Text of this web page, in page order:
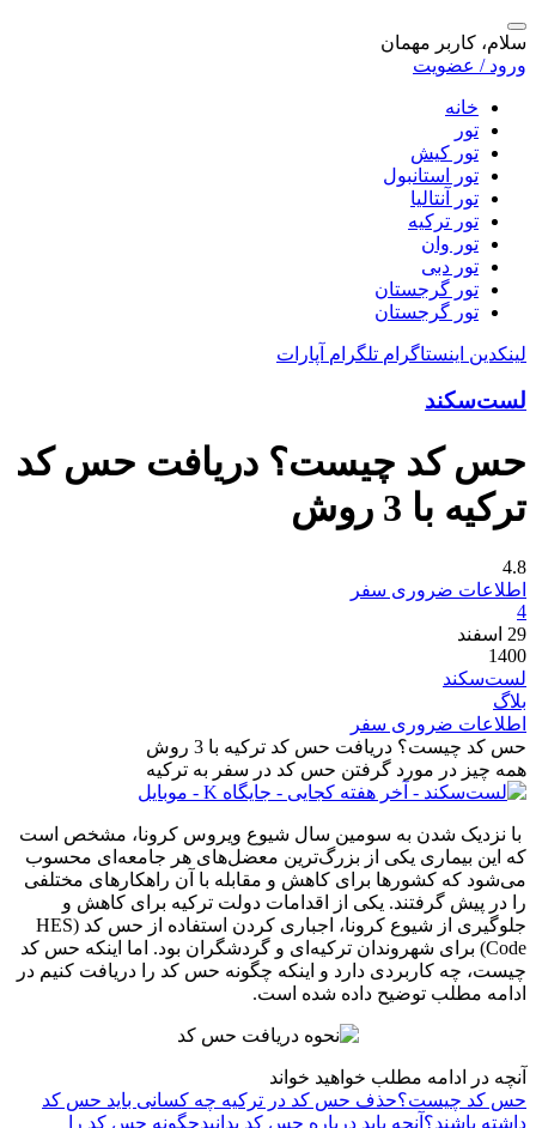
سلام، کاربر مهمان
ورود / عضویت
خانه
تور
تور کیش
تور استانبول
تور آنتالیا
تور ترکیه
تور وان
تور دبی
تور گرجستان
تور گرجستان
لینکدین اینستاگرام تلگرام آپارات
لست‌سکند
حس کد چیست؟ دریافت حس کد
ترکیه با 3 روش
4.8
اطلاعات ضروری سفر
4
29 اسفند
1400
لست‌سکند
بلاگ
اطلاعات ضروری سفر
حس کد چیست؟ دریافت حس کد ترکیه با 3 روش
همه چیز در مورد گرفتن حس کد در سفر به ترکیه
با نزدیک شدن به سومین سال شیوع ویروس کرونا، مشخص است
که این بیماری یکی از بزرگ‌ترین معضل‌های هر جامعه‌ای محسوب
می‌شود که کشورها برای کاهش و مقابله با آن راهکارهای مختلفی
را در پیش گرفتند. یکی از اقدامات دولت ترکیه برای کاهش و
جلوگیری از شیوع کرونا، اجباری کردن استفاده از حس کد (HES
Code) برای شهروندان ترکیه‌ای و گردشگران بود. اما اینکه حس کد
چیست، چه کاربردی دارد و اینکه چگونه حس کد را دریافت کنیم در
ادامه مطلب توضیح داده شده است.
آنچه در ادامه مطلب خواهید خواند
حس کد چیست؟حذف حس کد در ترکیه چه کسانی باید حس کد
داشته باشند؟ آنچه باید درباره حس کد بدانیدچگونه حس کد را